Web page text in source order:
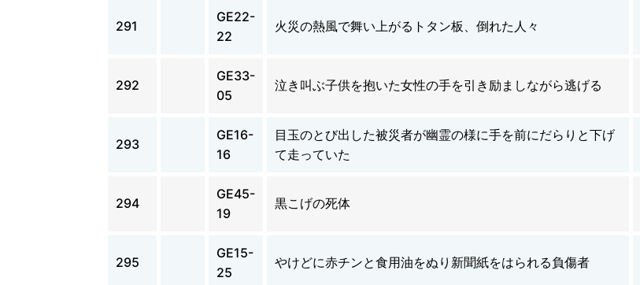
291
GE22-
22
火災の熱風で舞い上がるトタン板、倒れた人々
292
GE33-
05
泣き叫ぶ子供を抱いた女性の手を引き励ましながら逃げる
293
GE16-
16
目玉のとび出した被災者が幽霊の様に手を前にだらりと下げ
て走っていた
294
GE45-
19
黒こげの死体
295
GE15-
25
やけどに赤チンと食用油をぬり新聞紙をはられる負傷者